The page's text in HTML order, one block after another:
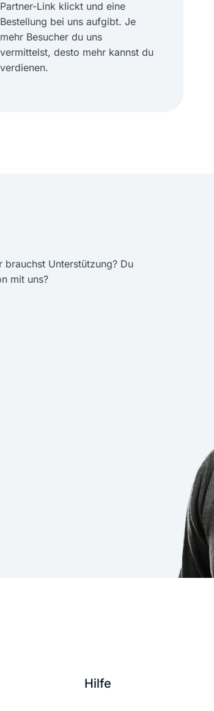
Partner-Link klickt und eine
Bestellung bei uns aufgibt. Je
mehr Besucher du uns
vermittelst, desto mehr kannst du
verdienen.
brauchst Unterstützung? Du
mit uns?
Hilfe